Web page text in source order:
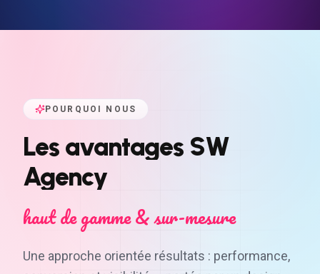
POURQUOI NOUS
Les avantages SW
Agency
haut de gamme & sur-mesure
Une approche orientée résultats : performance,